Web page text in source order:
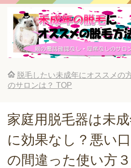
脱毛したい未成年にオススメの
のサロンは？ TOP
家庭用脱毛器は未成
に効果なし？悪い
の間違った使い方３